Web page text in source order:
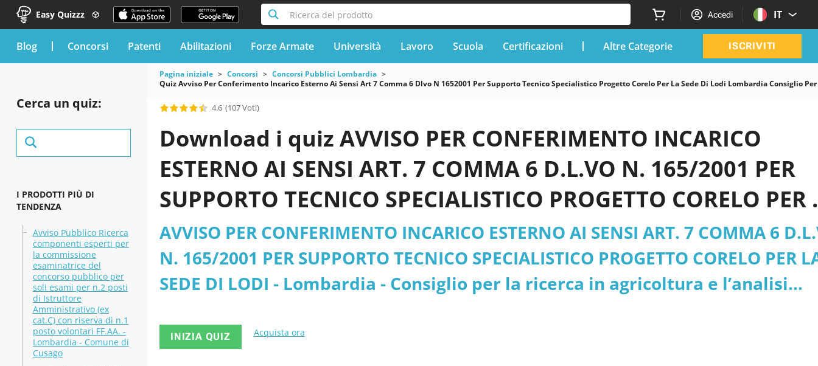
Easy Quizzz Ricerca del prodotto Accedi IT
blog Concorsi Patenti Abilitazioni Forze Armate Università Lavoro Scuola Certificazioni Altre Categorie ISCRIVITI
Cerca un quiz:
I PRODOTTI PIÙ DI
TENDENZA
Avviso Pubblico Ricerca
componenti esperti per
la commissione
esaminatrice del
concorso pubblico per
soli esami per n.2 posti
di Istruttore
Amministrativo (ex
cat.C) con riserva di n.1
posto volontari FF.AA. -
Lombardia - Comune di
Cusago
Pagina iniziale Concorsi
Concorsi Pubblici Lombardia
Quiz Avviso Per Conferimento Incarico Esterno Ai Sensi Art 7 Comma 6 Dlvo N 1652001 Per Supporto Tecnico Specialistico Progetto Corelo Per La Sede Di Lodi Lombardia Consiglio
4.6 (107 Voti)
Download i quiz AVVISO PER CONFERIMENTO INCARICO
ESTERNO AI SENSI ART. 7 COMMA 6 D.L.VO N. 165/2001 PER
SUPPORTO TECNICO SPECIALISTICO PROGETTO CORELO PER
SEDE DI LODI - Lombardia - Consiglio per la ricerca in
agricoltura e l’analisi dell’economia agraria pdf versione
aggiornati
AVVISO PER CONFERIMENTO INCARICO ESTERNO AI SENSI ART. 7 COMMA 6
N. 165/2001 PER SUPPORTO TECNICO SPECIALISTICO PROGETTO CORELO PER
SEDE DI LODI - Lombardia - Consiglio per la ricerca in agricoltura e l’analisi
INIZIA QUIZ Acquista ora